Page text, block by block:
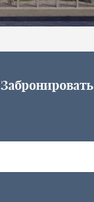
Забронировать